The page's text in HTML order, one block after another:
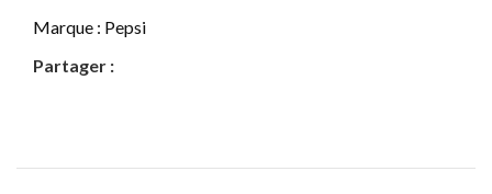
Marque : Pepsi
Partager :